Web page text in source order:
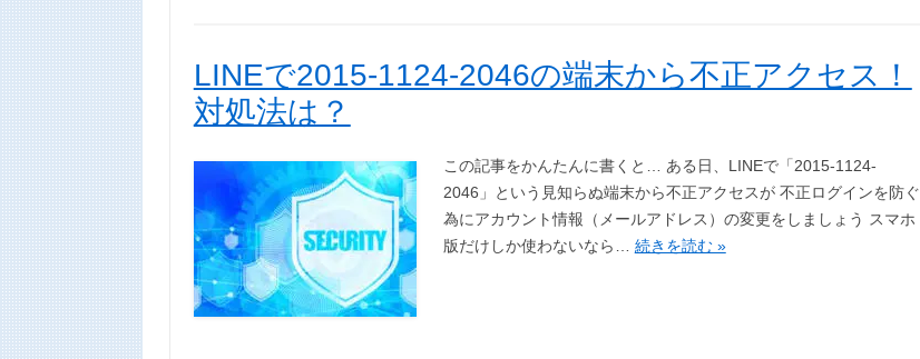
LINEで2015-1124-2046の端末から不正アクセス！
対処法は？
この記事をかんたんに書くと… ある日、LINEで「2015-1124-
2046」という見知らぬ端末から不正アクセスが 不正ログインを防ぐ
為にアカウント情報（メールアドレス）の変更をしましょう スマホ
版だけしか使わないなら… 続きを読む »